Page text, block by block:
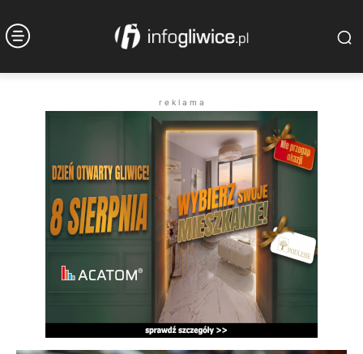
r e k l a m a